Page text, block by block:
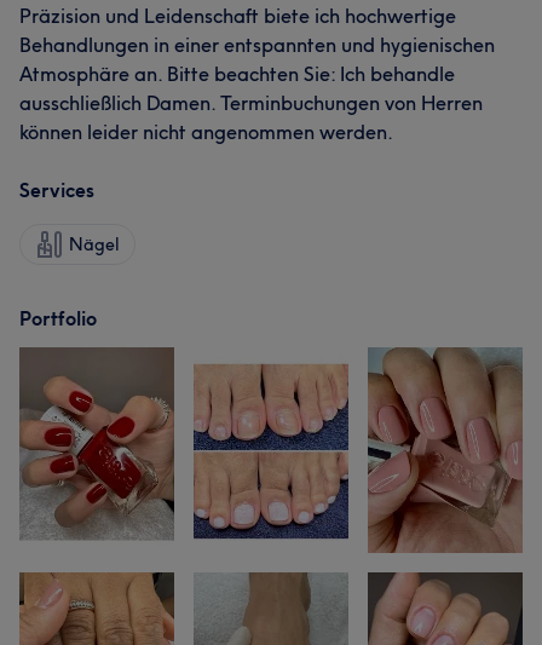
Präzision und Leidenschaft biete ich hochwertige
Behandlungen in einer entspannten und hygienischen
Atmosphäre an. Bitte beachten Sie: Ich behandle
ausschließlich Damen. Terminbuchungen von Herren
können leider nicht angenommen werden.
Services
Nägel
Portfolio